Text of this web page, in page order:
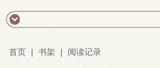
首页 书架 阅读记录